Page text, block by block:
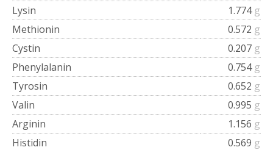
Lysin
1.774 g
Methionin
0.572 g
Cystin
0.207 g
Phenylalanin
0.754 g
Tyrosin
0.652 g
Valin
0.995 g
Arginin
1.156 g
Histidin
0.569 g